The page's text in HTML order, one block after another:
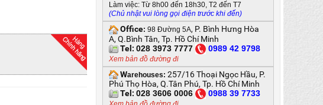
Làm việc: Từ 8h00 đến 18h30, T2 đến T7
(Chủ nhật vui lòng gọi điện trước khi đến)
Office: 98 Đường 5A, P. Bình Hưng Hòa
A, Q.Bình Tân, Tp. Hồ Chí Minh
Tel:028 3973 7777 0989 42 9798
Xem bản đồ đường đi
Warehouses: 257/16 Thoại Ngọc Hầu, P.
Phú Thọ Hòa, Q.Tân Phú, Tp. Hồ Chí Minh
Tel:028 3606 0006 0988 39 7733